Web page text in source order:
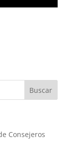
Consejeros